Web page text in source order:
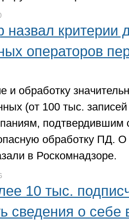
назвал критерии
операторов
и обработку
(от 100 тыс.
подтвердившим
обработку ПД.
в Роскомнадзоре.
10 тыс.
сведения о